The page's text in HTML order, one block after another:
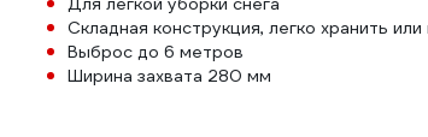
Складная конструкция, легко хранить
Выброс до 6 метров
Ширина захвата 280 мм